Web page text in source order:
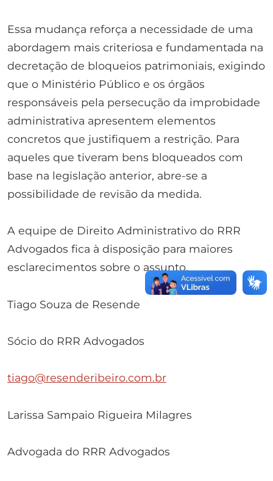
Essa mudança reforça a necessidade de uma
abordagem mais criteriosa e fundamentada na
decretação de bloqueios patrimoniais, exigindo
que o Ministério Público e os órgãos
responsáveis pela persecução da improbidade
administrativa apresentem elementos
concretos que justifiquem a restrição. Para
aqueles que tiveram bens bloqueados com
base na legislação anterior, abre-se a
possibilidade de revisão da medida.
A equipe de Direito Administrativo do RRR
Advogados fica à disposição para maiores
esclarecimentos sobre o assunto.
Tiago Souza de Resende
Sócio do RRR Advogados
tiago@resenderibeiro.com.br
Larissa Sampaio Rigueira Milagres
Advogada do RRR Advogados